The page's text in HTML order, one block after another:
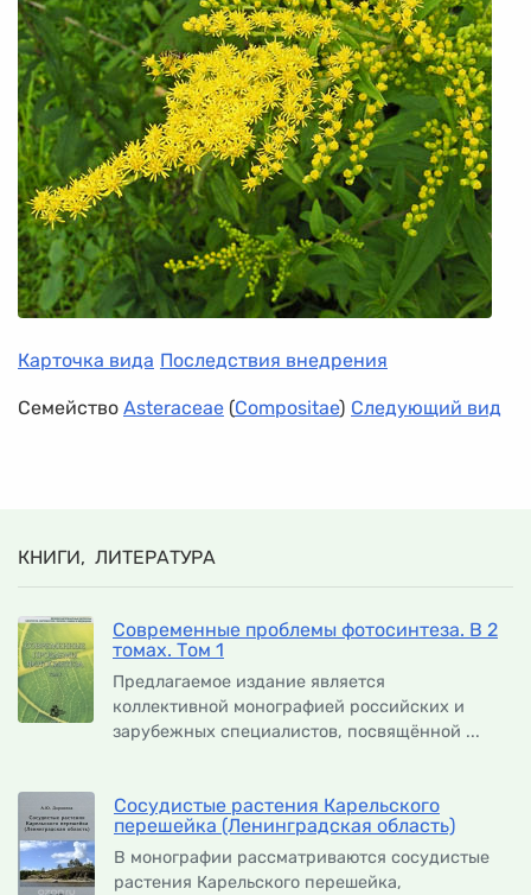
Карточка вида Последствия внедрения
Семейство Asteraceae (Compositae) Следующий вид
КНИГИ, ЛИТЕРАТУРА
Современные проблемы фотосинтеза. В 2
томах. Том 1
Предлагаемое издание является
коллективной монографией российских и
зарубежных специалистов, посвящённой ...
Сосудистые растения Карельского
перешейка (Ленинградская область)
В монографии рассматриваются сосудистые
растения Карельского перешейка,